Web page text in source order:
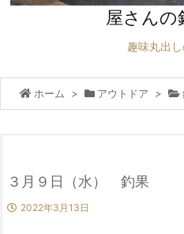
屋さんの
趣味丸出
ホーム > アウトドア >
３月９日（水） 釣果
2022年3月13日